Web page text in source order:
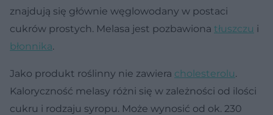
znajdują się głównie węglowodany w postaci
cukrów prostych. Melasa jest pozbawiona tłuszczu i
błonnika.
Jako produkt roślinny nie zawiera cholesterolu.
Kaloryczność melasy różni się w zależności od ilości
cukru i rodzaju syropu. Może wynosić od ok. 230